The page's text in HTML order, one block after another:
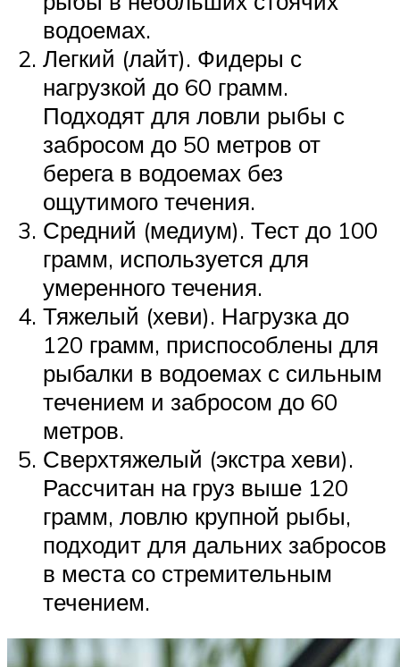
водоемах.
Легкий (лайт). Фидеры с
нагрузкой до 60 грамм.
Подходят для ловли рыбы с
забросом до 50 метров от
берега в водоемах без
ощутимого течения.
Средний (медиум). Тест до 100
грамм, используется для
умеренного течения.
Тяжелый (хеви). Нагрузка до
120 грамм, приспособлены для
рыбалки в водоемах с сильным
течением и забросом до 60
метров.
Сверхтяжелый (экстра хеви).
Рассчитан на груз выше 120
грамм, ловлю крупной рыбы,
подходит для дальних забросов
в места со стремительным
течением.